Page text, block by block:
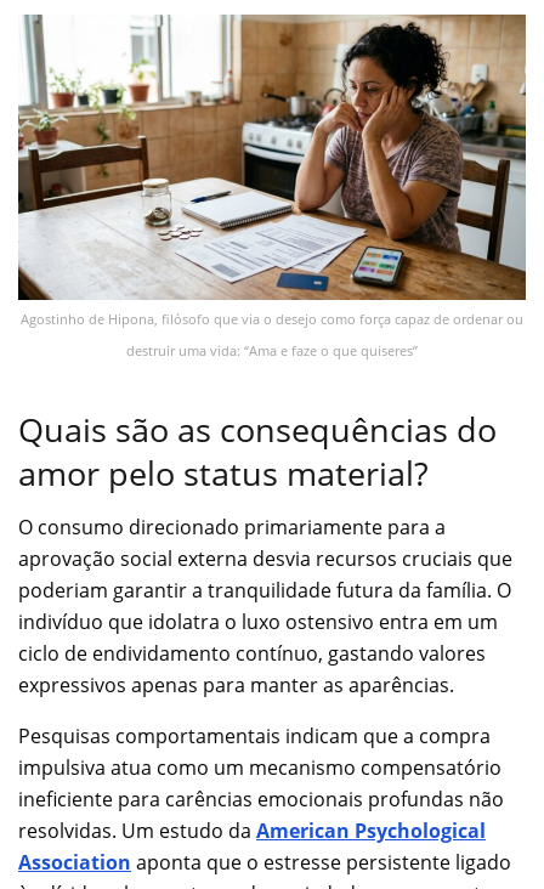
Agostinho de Hipona, filósofo que via o desejo como força capaz de ordenar ou
destruir uma vida: “Ama e faze o que quiseres”
Quais são as consequências do
amor pelo status material?
O consumo direcionado primariamente para a
aprovação social externa desvia recursos cruciais que
poderiam garantir a tranquilidade futura da família. O
indivíduo que idolatra o luxo ostensivo entra em um
ciclo de endividamento contínuo, gastando valores
expressivos apenas para manter as aparências.
Pesquisas comportamentais indicam que a compra
impulsiva atua como um mecanismo compensatório
ineficiente para carências emocionais profundas não
resolvidas. Um estudo da American Psychological
Association aponta que o estresse persistente ligado